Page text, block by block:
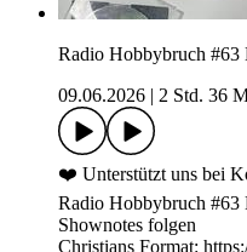
Radio Hobbybruch #63
09.06.2026
2 Std. 36
❤️ Unterstützt uns bei
Radio Hobbybruch #63
Shownotes folgen
Christians Format: